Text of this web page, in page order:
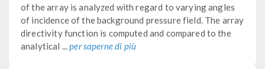
of the array is analyzed with regard to varying angles
of incidence of the background pressure field. The array
directivity function is computed and compared to the
analytical ...per saperne di più